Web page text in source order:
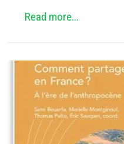
Read more...